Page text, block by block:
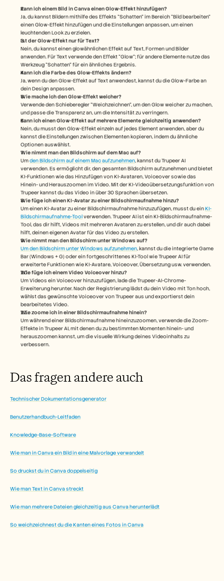
Kann ich einem Bild in Canva einen Glow-Effekt hinzufügen?
Ja, du kannst Bildern mithilfe des Effekts "Schatten" im Bereich "Bild bearbeiten"
einen Glow-Effekt hinzufügen und die Einstellungen anpassen, um einen
leuchtenden Look zu erzielen.
Ist der Glow-Effekt nur für Text?
Nein, du kannst einen glowähnlichen Effekt auf Text, Formen und Bilder
anwenden. Für Text verwende den Effekt "Glow"; für andere Elemente nutze das
Werkzeug "Schatten" für ein ähnliches Ergebnis.
Kann ich die Farbe des Glow-Effekts ändern?
Ja, wenn du den Glow-Effekt auf Text anwendest, kannst du die Glow-Farbe an
dein Design anpassen.
Wie mache ich den Glow-Effekt weicher?
Verwende den Schieberegler "Weichzeichnen", um den Glow weicher zu machen,
und passe die Transparenz an, um die Intensität zu verringern.
Kann ich einen Glow-Effekt auf mehrere Elemente gleichzeitig anwenden?
Nein, du musst den Glow-Effekt einzeln auf jedes Element anwenden, aber du
kannst die Einstellungen zwischen Elementen kopieren, indem du ähnliche
Optionen auswählst.
Wie nimmt man den Bildschirm auf dem Mac auf?
Um den Bildschirm auf einem Mac aufzunehmen, kannst du Trupeer AI
verwenden. Es ermöglicht dir, den gesamten Bildschirm aufzunehmen und bietet
KI-Funktionen wie das Hinzufügen von KI-Avataren, Voiceover sowie das
Hinein- und Herauszoomen im Video. Mit der KI-Videoübersetzungsfunktion von
Trupeer kannst du das Video in über 30 Sprachen übersetzen.
Wie füge ich einen KI-Avatar zu einer Bildschirmaufnahme hinzu?
Um einen KI-Avatar zu einer Bildschirmaufnahme hinzuzufügen, musst du ein KI-
Bildschirmaufnahme-Tool verwenden. Trupeer AI ist ein KI-Bildschirmaufnahme-
Tool, das dir hilft, Videos mit mehreren Avataren zu erstellen, und dir auch dabei
hilft, deinen eigenen Avatar für das Video zu erstellen.
Wie nimmt man den Bildschirm unter Windows auf?
Um den Bildschirm unter Windows aufzunehmen, kannst du die integrierte Game
Bar (Windows + G) oder ein fortgeschrittenes KI-Tool wie Trupeer AI für
erweiterte Funktionen wie KI-Avatare, Voiceover, Übersetzung usw. verwenden.
Wie füge ich einem Video Voiceover hinzu?
Um Videos ein Voiceover hinzuzufügen, lade die Trupeer-AI-Chrome-
Erweiterung herunter. Nach der Registrierung lädst du dein Video mit Ton hoch,
wählst das gewünschte Voiceover von Trupeer aus und exportierst dein
bearbeitetes Video.
Wie zoome ich in einer Bildschirmaufnahme hinein?
Um während einer Bildschirmaufnahme hineinzuzoomen, verwende die Zoom-
Effekte in Trupeer AI, mit denen du zu bestimmten Momenten hinein- und
herauszoomen kannst, um die visuelle Wirkung deines Videoinhalts zu
verbessern.
Das fragen andere auch
Technischer Dokumentationsgenerator
Benutzerhandbuch-Leitfaden
Knowledge-Base-Software
Wie man in Canva ein Bild in eine Malvorlage verwandelt
So druckst du in Canva doppelseitig
Wie man Text in Canva streckt
Wie man mehrere Dateien gleichzeitig aus Canva herunterlädt
So weichzeichnest du die Kanten eines Fotos in Canva